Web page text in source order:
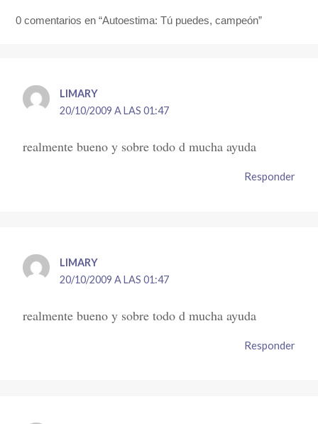
0 comentarios en “Autoestima: Tú puedes, campeón”
LIMARY
20/10/2009 A LAS 01:47
realmente bueno y sobre todo d mucha ayuda
Responder
LIMARY
20/10/2009 A LAS 01:47
realmente bueno y sobre todo d mucha ayuda
Responder